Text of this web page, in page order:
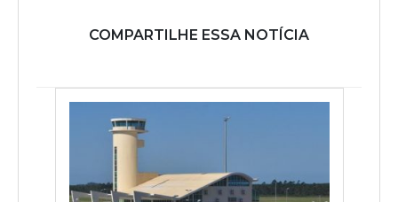
COMPARTILHE ESSA NOTÍCIA